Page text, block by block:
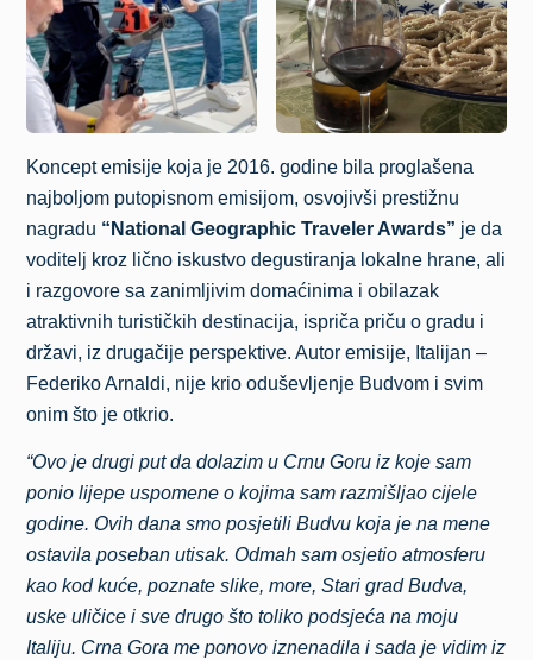
Koncept emisije koja je 2016. godine bila proglašena
najboljom putopisnom emisijom, osvojivši prestižnu
nagradu “National Geographic Traveler Awards” je da
voditelj kroz lično iskustvo degustiranja lokalne hrane, ali
i razgovore sa zanimljivim domaćinima i obilazak
atraktivnih turističkih destinacija, ispriča priču o gradu i
državi, iz drugačije perspektive. Autor emisije, Italijan –
Federiko Arnaldi, nije krio oduševljenje Budvom i svim
onim što je otkrio.
“Ovo je drugi put da dolazim u Crnu Goru iz koje sam
ponio lijepe uspomene o kojima sam razmišljao cijele
godine. Ovih dana smo posjetili Budvu koja je na mene
ostavila poseban utisak. Odmah sam osjetio atmosferu
kao kod kuće, poznate slike, more, Stari grad Budva,
uske uličice i sve drugo što toliko podsjeća na moju
Italiju. Crna Gora me ponovo iznenadila i sada je vidim iz